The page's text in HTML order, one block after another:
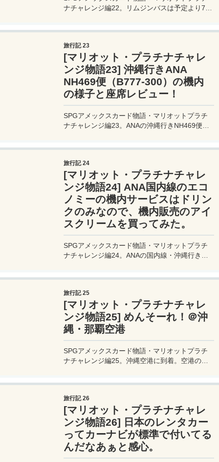
ナチャレンジ編22。リムジンバスは予定より7分
席もあります」とのこと。
旅行記 23
[マリオット・プラチナチャレ
ンジ物語23] 沖縄行きANA
NH469便（B777-300）の機内
の様子と座席レビュー！
SPGアメックスカード物語・マリオットプラチ
ナチャレンジ編23。ANAの沖縄行きNH469便
は、かなり空席が目立っている。
旅行記 24
[マリオット・プラチナチャレ
ンジ物語24] ANA国内線のエコ
ノミーの機内サービスはドリン
クのみなので、機内販売のアイ
スクリームを買ってみた。
SPGアメックスカード物語・マリオットプラチ
ナチャレンジ編24。ANAの国内線・沖縄行きの
旅行記 25
[マリオット・プラチナチャレ
ンジ物語25] めんそーれ！＠沖
縄・那覇空港
SPGアメックスカード物語・マリオットプラチ
ナチャレンジ編25。沖縄空港に到着。空港の出
旅行記 26
[マリオット・プラチナチャレ
ンジ物語26] 日本のレンタカー
ってカーナビが標準で付いてる
んだなあぁと感心。